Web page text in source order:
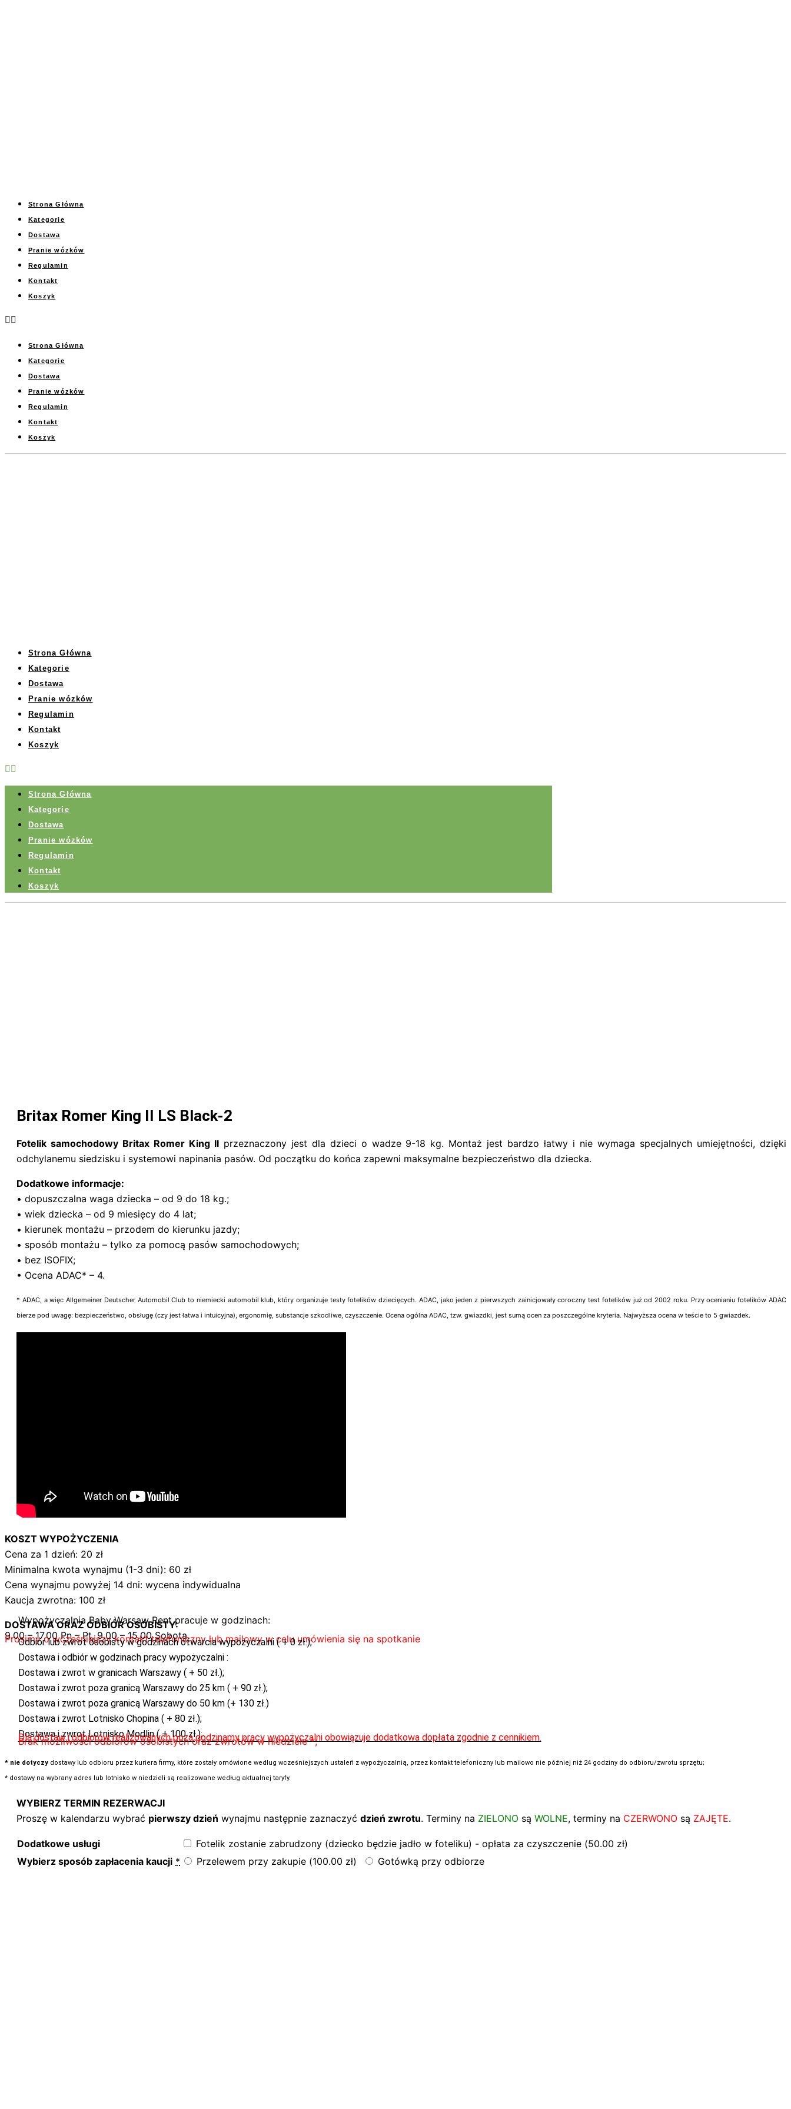
Strona Główna
Kategorie
Dostawa
Pranie wózków
Regulamin
Kontakt
Koszyk
Strona Główna
Kategorie
Dostawa
Pranie wózków
Regulamin
Kontakt
Koszyk
Strona Główna
Kategorie
Dostawa
Pranie wózków
Regulamin
Kontakt
Koszyk
Strona Główna
Kategorie
Dostawa
Pranie wózków
Regulamin
Kontakt
Koszyk
Britax Romer King II LS Black-2
Fotelik samochodowy Britax Romer King IIprzeznaczony jest dla dzieci o wadze 9-18 kg. Montaż jest bardzo łatwy i nie wymaga specjalnych umiejętności, dzięki
odchylanemu siedzisku i systemowi napinania pasów. Od początku do końca zapewni maksymalne bezpieczeństwo dla dziecka.
Dodatkowe informacje:
• dopuszczalna waga dziecka – od 9 do 18 kg.;
• wiek dziecka – od 9 miesięcy do 4 lat;
• kierunek montażu – przodem do kierunku jazdy;
• sposób montażu – tylko za pomocą pasów samochodowych;
• bez ISOFIX;
• Ocena ADAC* – 4.
* ADAC, a więc Allgemeiner Deutscher Automobil Club to niemiecki automobil klub, który organizuje testy fotelików dziecięcych. ADAC, jako jeden z pierwszych zainicjowały coroczny test fotelików już od 2002 roku. Przy ocenianiu fotelików ADAC
bierze pod uwagę: bezpieczeństwo, obsługę (czy jest łatwa i intuicyjna), ergonomię, substancje szkodliwe, czyszczenie. Ocena ogólna ADAC, tzw. gwiazdki, jest sumą ocen za poszczególne kryteria. Najwyższa ocena w teście to 5 gwiazdek.
KOSZT WYPOŻYCZENIA
Cena za 1 dzień: 20 zł
Minimalna kwota wynajmu (1-3 dni): 60 zł
Cena wynajmu powyżej 14 dni: wycena indywidualna
Kaucja zwrotna: 100 zł
DOSTAWA ORAZ ODBIÓR OSOBISTY:
Wypożyczalnia Baby Warsaw Rent pracuje w godzinach:
9.00 – 17.00 Pn – Pt, 9.00 – 15.00 Sobota.
Prosimy o wcześniejszy kontakt telefoniczny lub mailowy w celu umówienia się na spotkanie
Odbiór lub zwrot osobisty w godzinach otwarcia wypożyczalni ( + 0 zł.);
Dostawa i odbiór w godzinach pracy wypożyczalni :
Dostawa i zwrot w granicach Warszawy ( + 50 zł.);
Dostawa i zwrot poza granicą Warszawy do 25 km ( + 90 zł.);
Dostawa i zwrot poza granicą Warszawy do 50 km (+ 130 zł.)
Dostawa i zwrot Lotnisko Chopina ( + 80 zł.);
Dostawa i zwrot Lotnisko Modlin ( + 100 zł.);
Dla dostaw i odbiorów realizowanych poza godzinamy pracy wypożyczalni obowiązuje dodatkowa dopłata zgodnie z cennikiem.
Brak możliwości odbiorów osobistych oraz zwrotów w niedziele *;
* nie dotyczy dostawy lub odbioru przez kuriera firmy, które zostały omówione według wcześniejszych ustaleń z wypożyczalnią, przez kontakt telefoniczny lub mailowo nie później niż 24 godziny do odbioru/zwrotu sprzętu;
* dostawy na wybrany adres lub lotnisko w niedzieli są realizowane według aktualnej taryfy.
WYBIERZ TERMIN REZERWACJI
Proszę w kalendarzu wybrać pierwszy dzień wynajmu następnie zaznaczyć dzień zwrotu. Terminy na ZIELONO są WOLNE, terminy na CZERWONO są ZAJĘTE.
Dodatkowe usługi Fotelik zostanie zabrudzony (dziecko będzie jadło w foteliku) - opłata za czyszczenie (50.00 zł)
Wybierz sposób zapłacenia kaucji * Przelewem przy zakupie (100.00 zł) Gotówką przy odbiorze